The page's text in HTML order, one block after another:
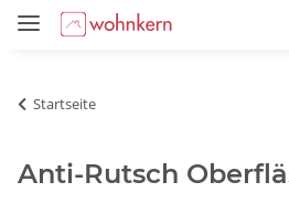
Startseite
Anti-Rutsch